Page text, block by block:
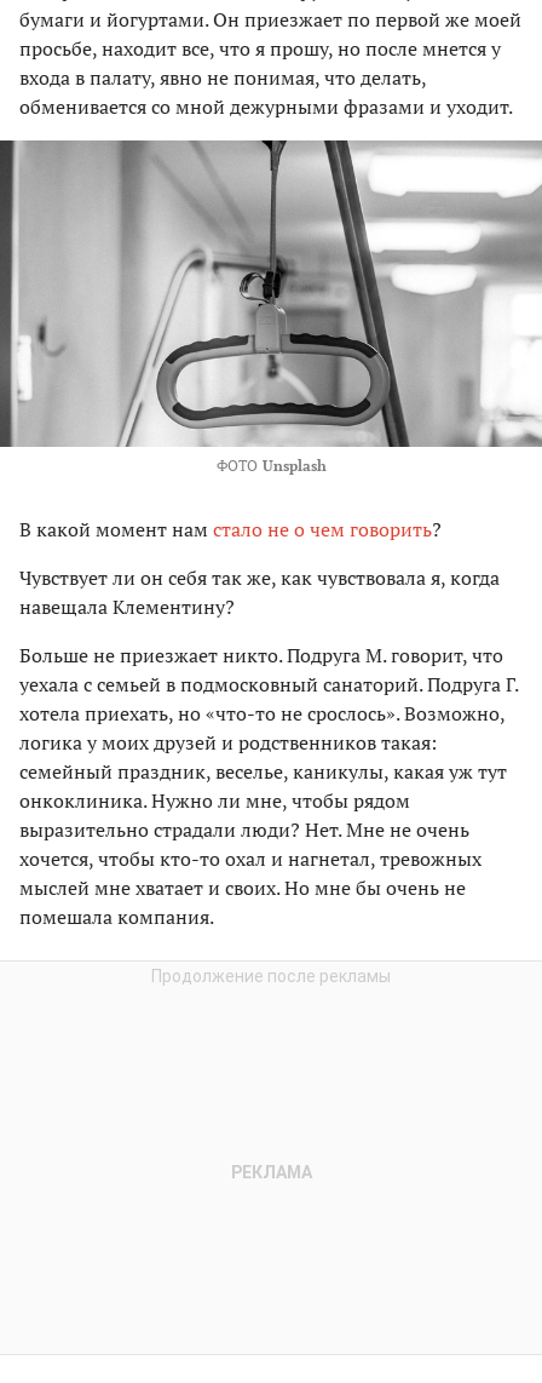
бумаги и йогуртами. Он приезжает по первой же моей
просьбе, находит все, что я прошу, но после мнется у
входа в палату, явно не понимая, что делать,
обменивается со мной дежурными фразами и уходит.
ФОТО Unsplash
В какой момент намстало не о чем говорить?
Чувствует ли он себя так же, как чувствовала я, когда
навещала Клементину?
Больше не приезжает никто. Подруга М. говорит, что
уехала с семьей в подмосковный санаторий. Подруга Г.
хотела приехать, но «что-то не срослось». Возможно,
логика у моих друзей и родственников такая:
семейный праздник, веселье, каникулы, какая уж тут
онкоклиника. Нужно ли мне, чтобы рядом
выразительно страдали люди? Нет. Мне не очень
хочется, чтобы кто-то охал и нагнетал, тревожных
мыслей мне хватает и своих. Но мне бы очень не
помешала компания.